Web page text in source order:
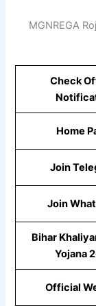
MGNREGA
Check
Home
Join
Join
Bihar
Yojana
Official